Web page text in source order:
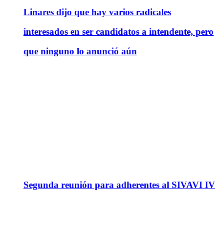
Linares dijo que hay varios radicales
interesados en ser candidatos a intendente, pero
que ninguno lo anunció aún
Segunda reunión para adherentes al SIVAVI IV